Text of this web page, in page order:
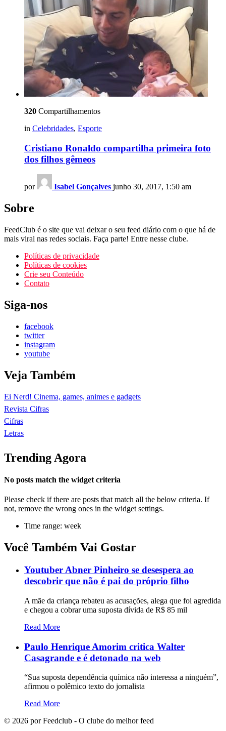
320 Compartilhamentos
in Celebridades, Esporte
Cristiano Ronaldo compartilha primeira foto
dos filhos gêmeos
por Isabel Gonçalves junho 30, 2017, 1:50 am
Sobre
FeedClub é o site que vai deixar o seu feed diário com o que há de
mais viral nas redes sociais. Faça parte! Entre nesse clube.
Políticas de privacidade
Políticas de cookies
Crie seu Conteúdo
Contato
Siga-nos
facebook
twitter
instagram
youtube
Veja Também
Ei Nerd! Cinema, games, animes e gadgets
Revista Cifras
Cifras
Letras
Trending Agora
No posts match the widget criteria
Please check if there are posts that match all the below criteria. If
not, remove the wrong ones in the widget settings.
Time range: week
Você Também Vai Gostar
Youtuber Abner Pinheiro se desespera ao
descobrir que não é pai do próprio filho
A mãe da criança rebateu as acusações, alega que foi agredida
e chegou a cobrar uma suposta dívida de R$ 85 mil
Read More
Paulo Henrique Amorim critica Walter
Casagrande e é detonado na web
“Sua suposta dependência química não interessa a ninguém”,
afirmou o polêmico texto do jornalista
Read More
© 2026 por Feedclub - O clube do melhor feed